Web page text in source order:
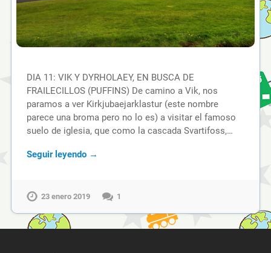
DIA 11: VIK Y DYRHOLAEY, EN BUSCA DE
FRAILECILLOS (PUFFINS) De camino a Vik, nos
paramos a ver Kirkjubaejarklastur (este nombre
parece una broma pero no lo es) a visitar el famoso
suelo de iglesia, que como la cascada Svartifoss,…
Seguir leyendo →
23 enero 2019 1